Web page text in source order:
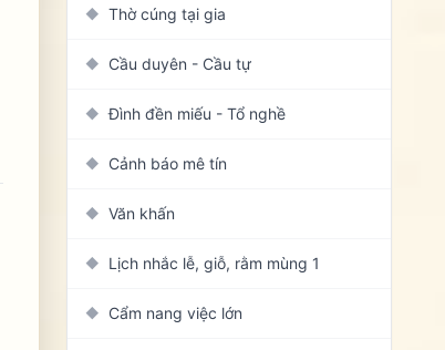
◆ Thờ cúng tại gia
◆ Cầu duyên - Cầu tự
◆ Đình đền miếu - Tổ nghề
◆ Cảnh báo mê tín
◆ Văn khấn
◆ Lịch nhắc lễ, giỗ, rằm mùng 1
◆ Cẩm nang việc lớn